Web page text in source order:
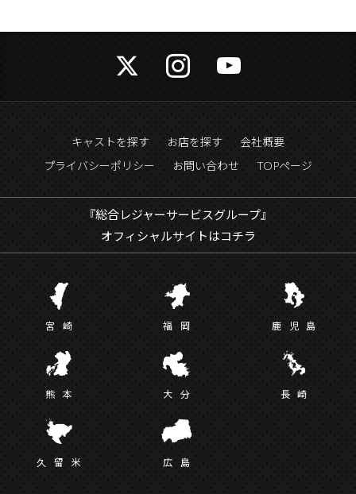
キャストを探す お店を探す
会社概要
プライバシーポリシー
お問い合わせ TOPページ
『総合レジャーサービスグループ』
オフィシャルサイトはコチラ
宮 崎 福 岡 鹿児 島
熊 本 大 分 長崎
久留 米 広 島